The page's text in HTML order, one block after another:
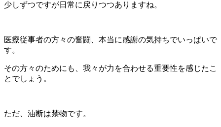
少しずつですが日常に戻りつつありますね。
医療従事者の方々の奮闘、本当に感謝の気持ちでいっぱいで
す。
その方々のためにも、我々が力を合わせる重要性を感じたこ
とでしょう。
ただ、油断は禁物です。